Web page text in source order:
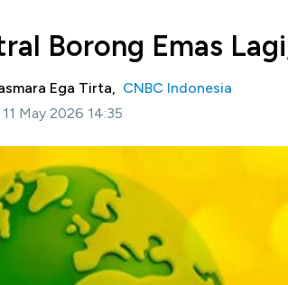
Borong Emas
Ega Tirta, CNBC Indonesia
11 May 2026 14:35